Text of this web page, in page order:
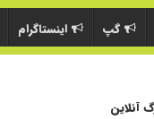
گپ اینستاگرام
آنلاین